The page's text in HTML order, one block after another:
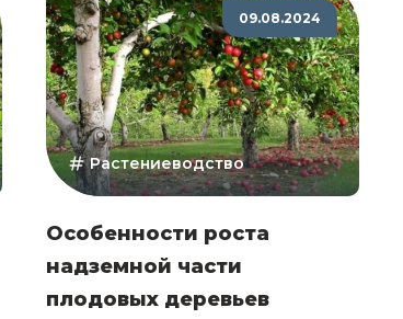
09.08.2024
Растениеводство
Особенности роста
надземной части
плодовых деревьев